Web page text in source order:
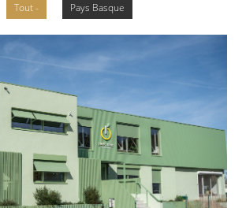
Tout - Pays Basque